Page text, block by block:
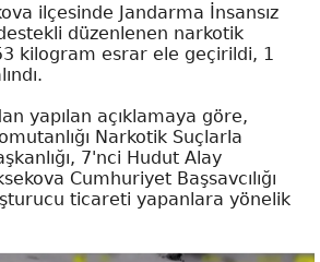
ilçesinde Jandarma İnsansız
düzenlenen narkotik
kilogram esrar ele geçirildi, 1
yapılan açıklamaya göre,
Narkotik Suçlarla
7'nci Hudut Alay
Cumhuriyet Başsavcılığı
ticareti yapanlara yönelik